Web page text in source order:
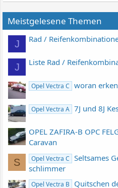
Meistgelesene Themen
J Rad /
J Liste Rad /
Opel Vectra C woran
Opel Vectra A 7J und 8J
OPEL ZAFIRA-B OPC
Caravan
S Opel Vectra C
Seltsames
schlimmer
Opel Vectra B Quitschen